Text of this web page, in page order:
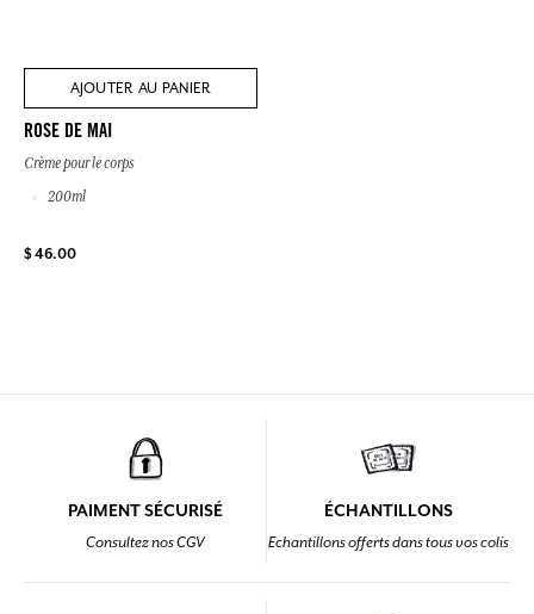
AJOUTER AU PANIER
ROSE DE MAI
Crème pour le corps
200ml
$ 46.00
PAIMENT SÉCURISÉ
Consultez nos CGV
ÉCHANTILLONS
Echantillons offerts dans tous vos colis